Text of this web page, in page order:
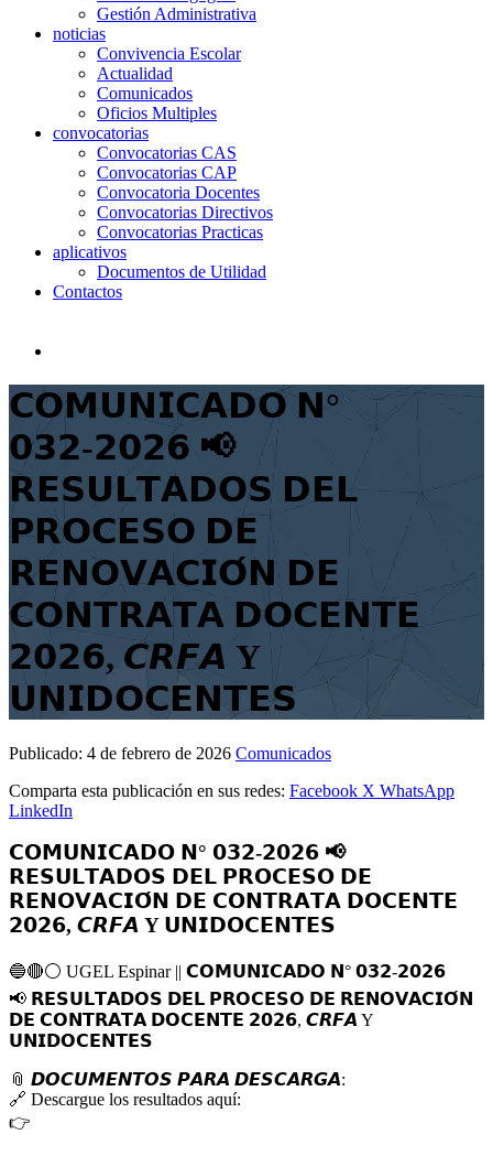
Gestión Administrativa
noticias
Convivencia Escolar
Actualidad
Comunicados
Oficios Multiples
convocatorias
Convocatorias CAS
Convocatorias CAP
Convocatoria Docentes
Convocatorias Directivos
Convocatorias Practicas
aplicativos
Documentos de Utilidad
Contactos
𝗖𝗢𝗠𝗨𝗡𝗜𝗖𝗔𝗗𝗢 𝗡°
𝟬𝟯𝟮-𝟮𝟬𝟮𝟲 📢
𝗥𝗘𝗦𝗨𝗟𝗧𝗔𝗗𝗢𝗦 𝗗𝗘𝗟
𝗣𝗥𝗢𝗖𝗘𝗦𝗢 𝗗𝗘
𝗥𝗘𝗡𝗢𝗩𝗔𝗖𝗜𝗢́𝗡 𝗗𝗘
𝗖𝗢𝗡𝗧𝗥𝗔𝗧𝗔 𝗗𝗢𝗖𝗘𝗡𝗧𝗘
𝟮𝟬𝟮𝟲, 𝘾𝙍𝙁𝘼 Y
𝗨𝗡𝗜𝗗𝗢𝗖𝗘𝗡𝗧𝗘𝗦
Publicado: 4 de febrero de 2026 Comunicados
Comparta esta publicación en sus redes: Facebook X WhatsApp
LinkedIn
𝗖𝗢𝗠𝗨𝗡𝗜𝗖𝗔𝗗𝗢 𝗡° 𝟬𝟯𝟮-𝟮𝟬𝟮𝟲 📢
𝗥𝗘𝗦𝗨𝗟𝗧𝗔𝗗𝗢𝗦 𝗗𝗘𝗟 𝗣𝗥𝗢𝗖𝗘𝗦𝗢 𝗗𝗘
𝗥𝗘𝗡𝗢𝗩𝗔𝗖𝗜𝗢́𝗡 𝗗𝗘 𝗖𝗢𝗡𝗧𝗥𝗔𝗧𝗔 𝗗𝗢𝗖𝗘𝗡𝗧𝗘
𝟮𝟬𝟮𝟲, 𝘾𝙍𝙁𝘼 Y 𝗨𝗡𝗜𝗗𝗢𝗖𝗘𝗡𝗧𝗘𝗦
🔵🔴⚪️ UGEL Espinar || 𝗖𝗢𝗠𝗨𝗡𝗜𝗖𝗔𝗗𝗢 𝗡° 𝟬𝟯𝟮-𝟮𝟬𝟮𝟲
📢 𝗥𝗘𝗦𝗨𝗟𝗧𝗔𝗗𝗢𝗦 𝗗𝗘𝗟 𝗣𝗥𝗢𝗖𝗘𝗦𝗢 𝗗𝗘 𝗥𝗘𝗡𝗢𝗩𝗔𝗖𝗜𝗢́𝗡
𝗗𝗘 𝗖𝗢𝗡𝗧𝗥𝗔𝗧𝗔 𝗗𝗢𝗖𝗘𝗡𝗧𝗘 𝟮𝟬𝟮𝟲, 𝘾𝙍𝙁𝘼 Y
𝗨𝗡𝗜𝗗𝗢𝗖𝗘𝗡𝗧𝗘𝗦
📎 𝘿𝙊𝘾𝙐𝙈𝙀𝙉𝙏𝙊𝙎 𝙋𝘼𝙍𝘼 𝘿𝙀𝙎𝘾𝘼𝙍𝙂𝘼:
🔗 Descargue los resultados aquí:
👉